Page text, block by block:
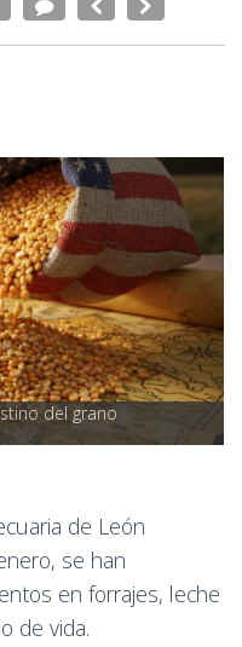
del grano
de León
se han
en forrajes, leche
de vida.